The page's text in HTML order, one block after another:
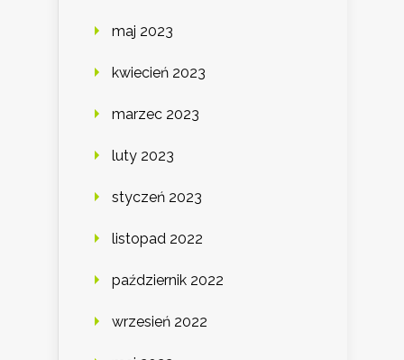
maj 2023
kwiecień 2023
marzec 2023
luty 2023
styczeń 2023
listopad 2022
październik 2022
wrzesień 2022